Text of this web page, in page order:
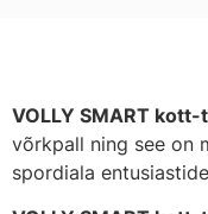
VOLLY SMART kott-
võrkpall ning see on
spordiala